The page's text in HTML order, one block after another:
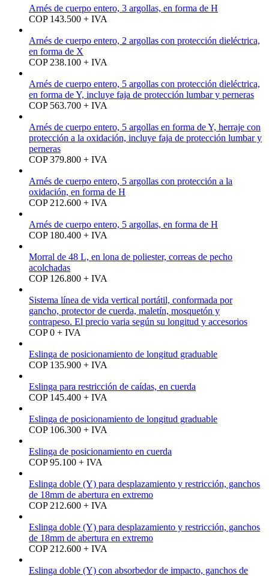
Arnés de cuerpo entero, 3 argollas, en forma de H
COP 143.500 + IVA
Arnés de cuerpo entero, 2 argollas con protección dieléctrica,
en forma de X
COP 238.100 + IVA
Arnés de cuerpo entero, 5 argollas con protección dieléctrica,
en forma de Y, incluye faja de protección lumbar y perneras
COP 563.700 + IVA
Arnés de cuerpo entero, 5 argollas en forma de Y, herraje con
protección a la oxidación, incluye faja de protección lumbar y
perneras
COP 379.800 + IVA
Arnés de cuerpo entero, 5 argollas con protección a la
oxidación, en forma de H
COP 212.600 + IVA
Arnés de cuerpo entero, 5 argollas, en forma de H
COP 180.400 + IVA
Morral de 48 L, en lona de poliester, correas de pecho
acolchadas
COP 126.800 + IVA
Sistema línea de vida vertical portátil, conformada por
gancho, protector de cuerda, maletín, mosquetón y
contrapeso. El precio varia según su longitud y accesorios
COP 0 + IVA
Eslinga de posicionamiento de longitud graduable
COP 135.900 + IVA
Eslinga para restricción de caídas, en cuerda
COP 145.400 + IVA
Eslinga de posicionamiento de longitud graduable
COP 106.300 + IVA
Eslinga de posicionamiento en cuerda
COP 95.100 + IVA
Eslinga doble (Y) para desplazamiento y restricción, ganchos
de 18mm de abertura en extremo
COP 212.600 + IVA
Eslinga doble (Y) para desplazamiento y restricción, ganchos
de 18mm de abertura en extremo
COP 212.600 + IVA
Eslinga doble (Y) con absorbedor de impacto, ganchos de